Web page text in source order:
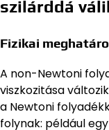
szilárddá
Fizikai
A non-Newtoni
viszkozitása
a Newtoni
folynak: például